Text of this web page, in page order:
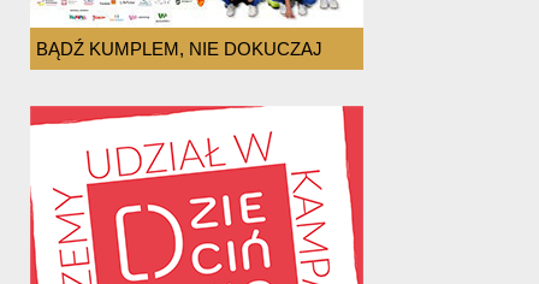
BĄDŹ KUMPLEM, NIE DOKUCZAJ